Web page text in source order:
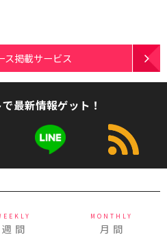
ス掲載サービス
最新情報ゲット！
週 間
MONTHLY
月 間